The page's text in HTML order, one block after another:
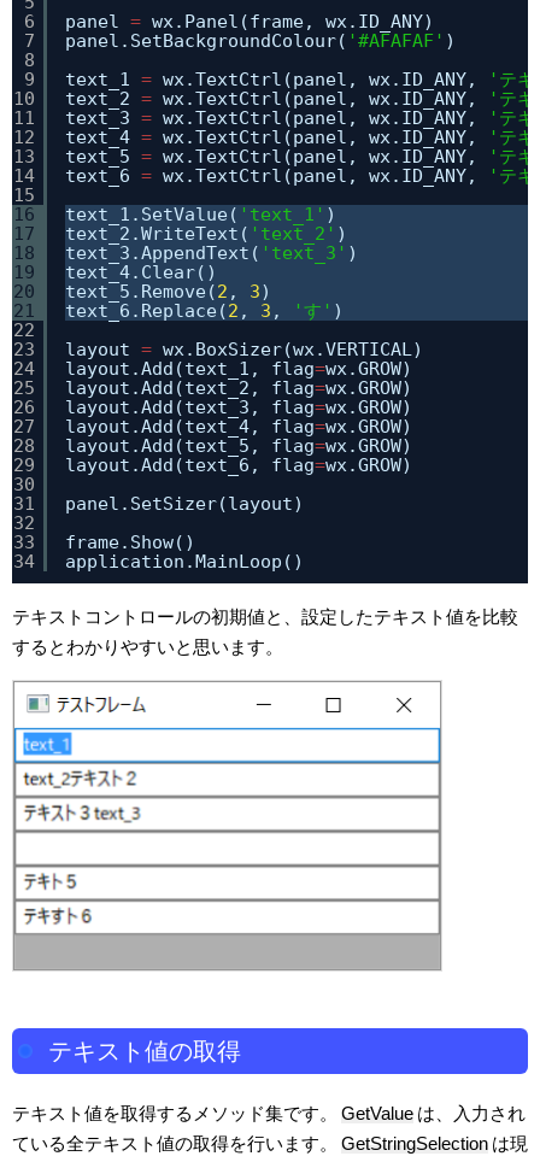
6
7
8
9
10
11
12
13
14
15
16
17
18
19
20
21
22
23
24
25
26
27
28
29
30
31
32
33
34
panel = wx.Panel(frame, wx.ID_ANY)
panel.SetBackgroundColour( '#AFAFAF' )
text_1 = wx.TextCtrl(panel, wx.ID_ANY,
'テ
text_2 = wx.TextCtrl(panel, wx.ID_ANY,
'テ
text_3 = wx.TextCtrl(panel, wx.ID_ANY,
'テ
text_4 = wx.TextCtrl(panel, wx.ID_ANY,
'テ
text_5 = wx.TextCtrl(panel, wx.ID_ANY,
'テ
text_6 = wx.TextCtrl(panel, wx.ID_ANY,
'テ
text_1.SetValue( 'text_1' )
text_2.WriteText( 'text_2' )
text_3.AppendText( 'text_3' )
text_4.Clear()
text_5.Remove(2 , 3)
text_6.Replace(2 , 3 , 'す' )
layout = wx.BoxSizer(wx.VERTICAL)
layout.Add(text_1, flag=wx.GROW)
layout.Add(text_2, flag=wx.GROW)
layout.Add(text_3, flag=wx.GROW)
layout.Add(text_4, flag=wx.GROW)
layout.Add(text_5, flag=wx.GROW)
layout.Add(text_6, flag=wx.GROW)
panel.SetSizer(layout)
frame.Show()
application.MainLoop()
テキストコントロールの初期値と、設定したテキスト値を比較
するとわかりやすいと思います。
テキスト値の取得
テキスト値を取得するメソッド集です。 GetValue は、入力され
ている全テキスト値の取得を行います。
GetStringSelection は現